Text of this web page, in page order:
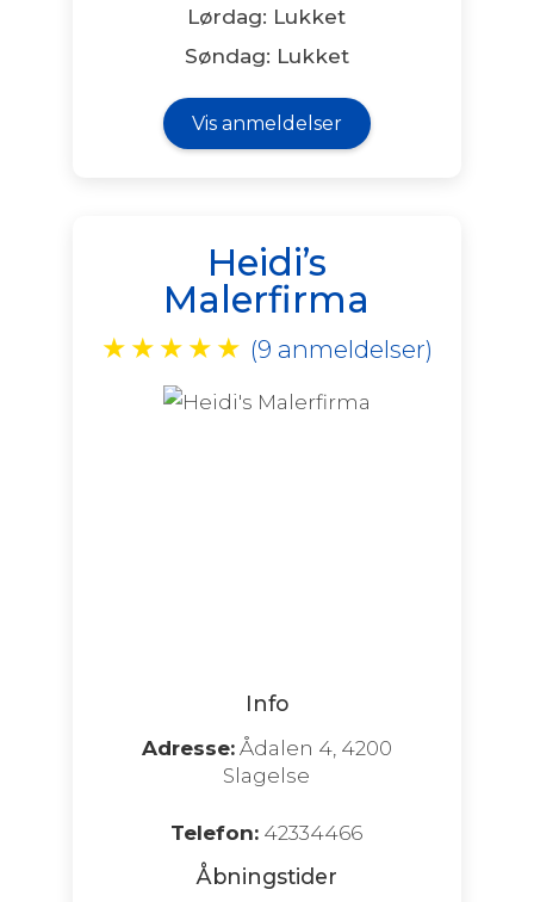
Lørdag: Lukket
Søndag: Lukket
Vis anmeldelser
Heidi’s
Malerfirma
★ ★ ★ ★ ★ (9 anmeldelser)
Info
Adresse:Ådalen 4, 4200
Slagelse
Telefon: 42334466
Åbningstider